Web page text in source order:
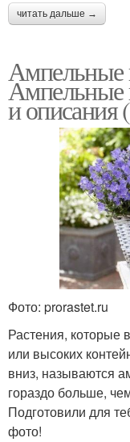
читать дальше →
Ампельные
Ампельные
и описания
Фото: prorastet.ru
Растения, которые
или высоких
вниз, называются
гораздо больше,
Подготовили для
фото!